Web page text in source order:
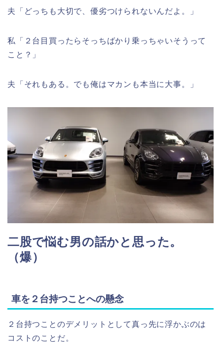
夫「どっちも大切で、優劣つけられないんだよ。」
私「２台目買ったらそっちばかり乗っちゃいそうって
こと？」
夫「それもある。でも俺はマカンも本当に大事。」
二股で悩む男の話かと思った。
（爆）
車を２台持つことへの懸念
２台持つことのデメリットとして真っ先に浮かぶのは
コストのことだ。